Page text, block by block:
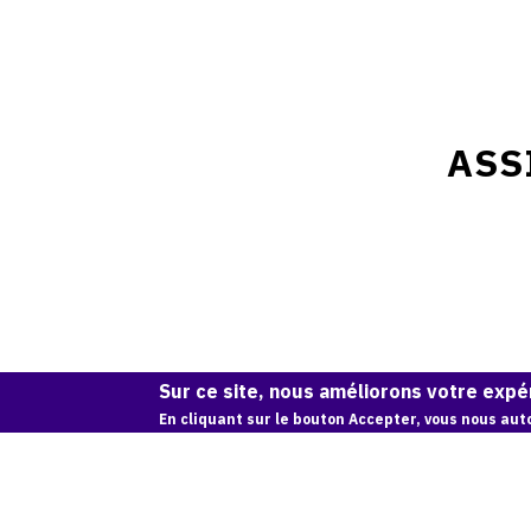
Sur ce site, nous améliorons votre
En cliquant sur le bouton Accepter, vous nous